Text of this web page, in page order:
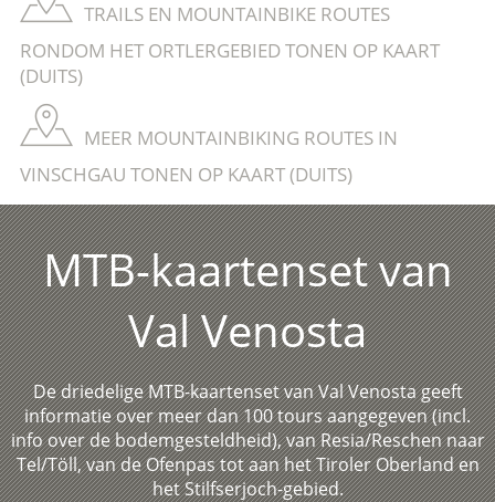
TRAILS EN MOUNTAINBIKE ROUTES
RONDOM HET ORTLERGEBIED TONEN OP KAART
(DUITS)
MEER MOUNTAINBIKING ROUTES IN
VINSCHGAU TONEN OP KAART (DUITS)
MTB-kaartenset van
Val Venosta
De driedelige MTB-kaartenset van Val Venosta geeft
informatie over meer dan 100 tours aangegeven (incl.
info over de bodemgesteldheid), van Resia/Reschen naar
Tel/Töll, van de Ofenpas tot aan het Tiroler Oberland en
het Stilfserjoch-gebied.